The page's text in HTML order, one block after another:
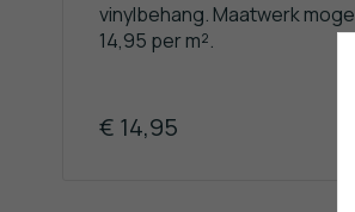
vinylbehang. Maatwerk
14,95 per m².
€ 14,95